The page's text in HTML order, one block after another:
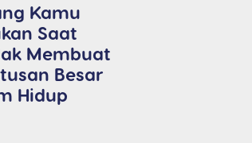
Kamu
Saat
Membuat
Besar
Hidup